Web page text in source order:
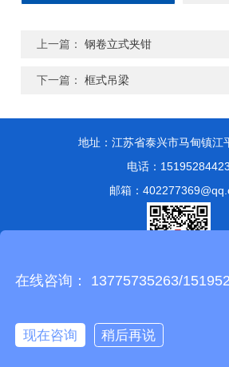
上一篇：钢卷立式夹钳
下一篇：框式吊梁
地址：江苏省泰兴市马甸镇江
电话：15195284423
邮箱：
版权所有 © 2024 泰兴市永兴索具有限公
苏公网安备 32128302001347
在线咨询： 13775735263/
现在咨询
稍后再说
在线咨询